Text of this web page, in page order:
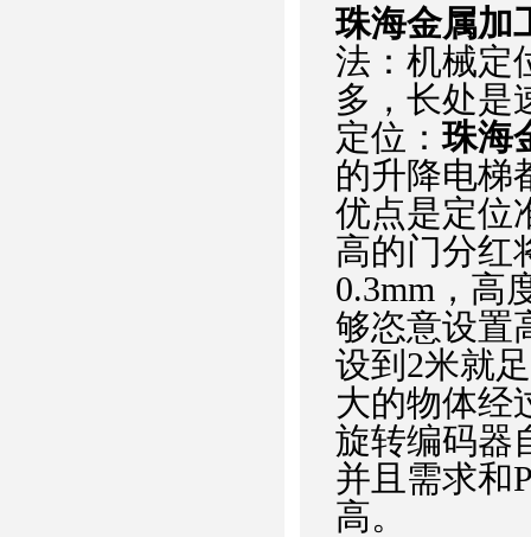
珠海金属加
法：机械定
多，长处是
定位：珠海
的升降电梯
优点是定位
高的门分红
0.3mm，高
够恣意设置
设到2米就
大的物体经
旋转编码器
并且需求和
高。